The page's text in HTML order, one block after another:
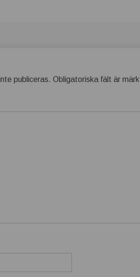
publiceras. Obligatoriska fält är